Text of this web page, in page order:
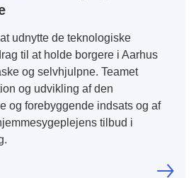
udnytte de teknologiske
til at holde borgere i Aarhus
og selvhjulpne. Teamet
og udvikling af den
og forebyggende indsats og af
tilbud i